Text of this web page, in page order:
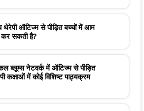
थेरेपी ऑटिज्म से पीड़ित बच्चों में आम
कर सकती है?
ब्लूम्स नेटवर्क में ऑटिज्म से पीड़ित
कक्षाओं में कोई विशिष्ट पाठ्यक्रम